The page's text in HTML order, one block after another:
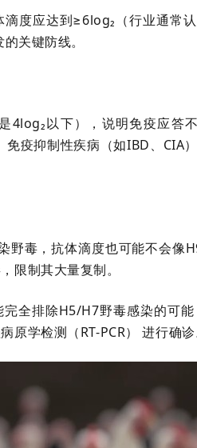
滴度应达到≥6log₂（行业通常
关键防线。
4log₂以下），说明免疫应答
免疫抑制性疾病（如IBD、CIA
野毒，抗体滴度也可能不会像
限制其大量复制。
全排除H5/H7野毒感染的可
原学检测（RT-PCR） 进行确